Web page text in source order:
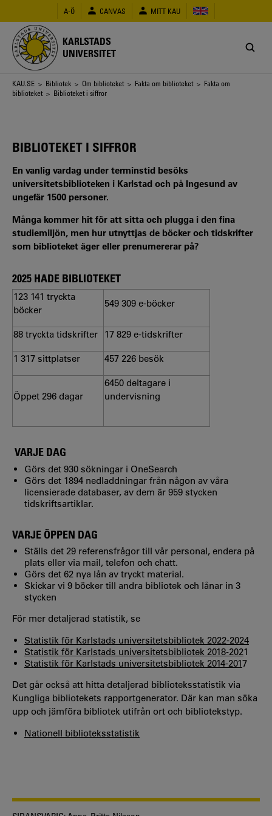
huvudinnehåll
A-Ö CANVAS MITT KAU
KARLSTADS
UNIVERSITET
Länkstig
KAU.SE > Bibliotek > Om biblioteket > Fakta om biblioteket > Fakta om
biblioteket > Biblioteket i siffror
BIBLIOTEKET I SIFFROR
En vanlig vardag under terminstid besöks
universitetsbiblioteken i Karlstad och på Ingesund av
ungefär 1500 personer.
Många kommer hit för att sitta och plugga i den fina
studiemiljön, men hur utnyttjas de böcker och tidskrifter
som biblioteket äger eller prenumererar på?
2025 HADE BIBLIOTEKET
123 141 tryckta
böcker
549 309 e-böcker
88 tryckta tidskrifter 17 829 e-tidskrifter
1 317 sittplatser 457 226 besök
Öppet 296 dagar
6450 deltagare i
undervisning
VARJE DAG
Görs det 930 sökningar i OneSearch
Görs det 1894 nedladdningar från någon av våra
licensierade databaser, av dem är 959 stycken
tidskriftsartiklar.
VARJE ÖPPEN DAG
Ställs det 29 referensfrågor till vår personal, endera på
plats eller via mail, telefon och chatt.
Görs det 62 nya lån av tryckt material.
Skickar vi 9 böcker till andra bibliotek och lånar in 3
stycken
För mer detaljerad statistik, se
Statistik för Karlstads universitetsbibliotek 2022-2024
Statistik för Karlstads universitetsbibliotek 2018-2021
Statistik för Karlstads universitetsbibliotek 2014-2017
Det går också att hitta detaljerad biblioteksstatistik via
Kungliga bibliotekets rapportgenerator. Där kan man söka
upp och jämföra bibliotek utifrån ort och bibliotekstyp.
Nationell biblioteksstatistik